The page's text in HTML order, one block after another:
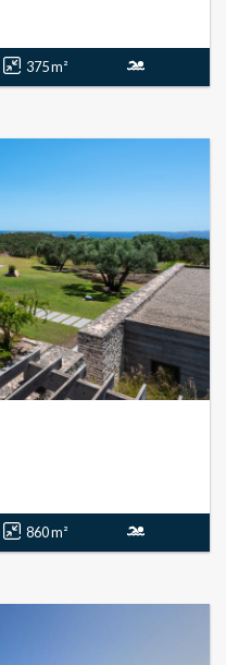
375 m²
860 m²